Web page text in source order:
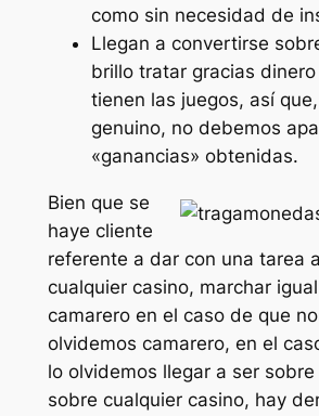
como sin necesidad de
Llegan a convertirse
brillo tratar gracias
tienen las juegos, así
genuino, no debemos
«ganancias» obtenidas.
Bien que se
haye cliente
referente a dar con una tarea
cualquier casino, marchar
camarero en el caso de que
olvidemos camarero, en el
lo olvidemos llegar a ser
sobre cualquier casino, hay